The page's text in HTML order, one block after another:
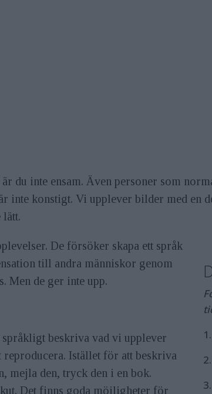
du inte ensam. Även personer som
inte konstigt. Vi upplever bilder med en
lätt.
De försöker skapa ett språk
till andra människor genom
Men de ger inte upp.
beskriva vad vi upplever
Istället för att beskriva
mejla den, tryck den i en bok.
Det finns goda möjligheter för